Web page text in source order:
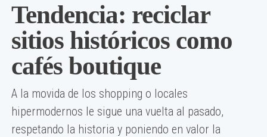
Tendencia: reciclar
sitios históricos como
cafés boutique
A la movida de los shopping o locales
hipermodernos le sigue una vuelta al pasado,
respetando la historia y poniendo en valor la